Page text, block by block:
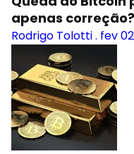
apenas
Rodrigo Tolotti. fev